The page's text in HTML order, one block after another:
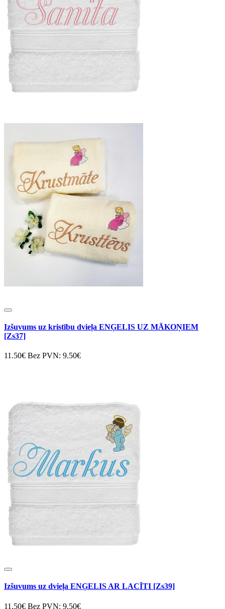
Izšuvums uz kristību dvieļa ENĢELIS UZ MĀKOŅIEM
[Zs37]
11.50€ Bez PVN: 9.50€
Izšuvums uz dvieļa ENĢELIS AR LACĪTI [Zs39]
11.50€ Bez PVN: 9.50€